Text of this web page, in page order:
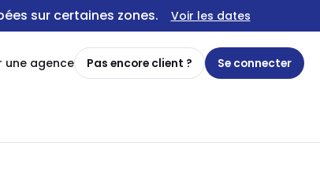
sur certaines zones. Voir les dates
une agence Pas encore client ? Se connecter